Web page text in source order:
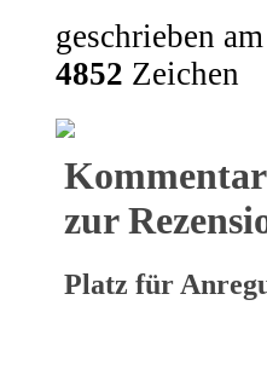
geschrieben
4852 Zeichen
zur
Platz für